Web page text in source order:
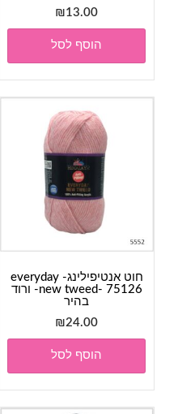
₪13.00
הוסף לסל
חוט אנטיפילינג- everyday
new tweed- 75126- ורוד
בהיר
₪24.00
הוסף לסל